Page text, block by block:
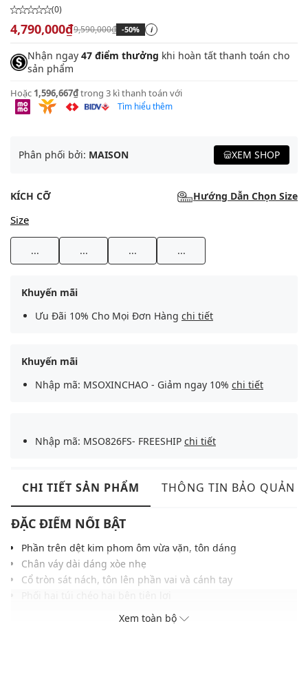
(0)
4,790,000₫9,590,000₫ -50% i
Nhận ngay 47 điểm thưởng khi hoàn tất thanh toán cho
sản phẩm
Hoặc 1,596,667₫trong 3 kì thanh toán với
Tìm hiểu thêm
Phân phối bởi: MAISON XEM SHOP
KÍCH CỠ Hướng Dẫn Chọn Size
Size
... ... ... ...
Khuyến mãi
Ưu Đãi 10% Cho Mọi Đơn Hàng chi tiết
Khuyến mãi
Nhập mã: MSOXINCHAO - Giảm ngay 10% chi tiết
Nhập mã: MSO826FS- FREESHIP chi tiết
CHI TIẾT SẢN PHẨM THÔNG TIN BẢO QUẢN
ĐẶC ĐIỂM NỔI BẬT
Phần trên dệt kim phom ôm vừa vặn, tôn dáng
Chân váy dài dáng xòe nhẹ
Cổ tròn sát nách, tôn lên phần vai và cánh tay
Chất vải mềm mịn, thoải mái
Màu sắc hiện đại, dễ dàng phối với nhiều phụ kiện
Xem toàn bộ